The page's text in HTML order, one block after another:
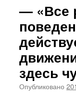
— «Все
здесь
Опубликовано